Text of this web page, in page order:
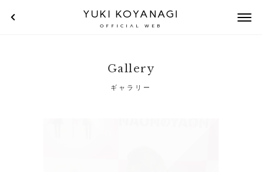
YUKI KOYANAGI
OFFICIAL WEB
Gallery
ギャラリー